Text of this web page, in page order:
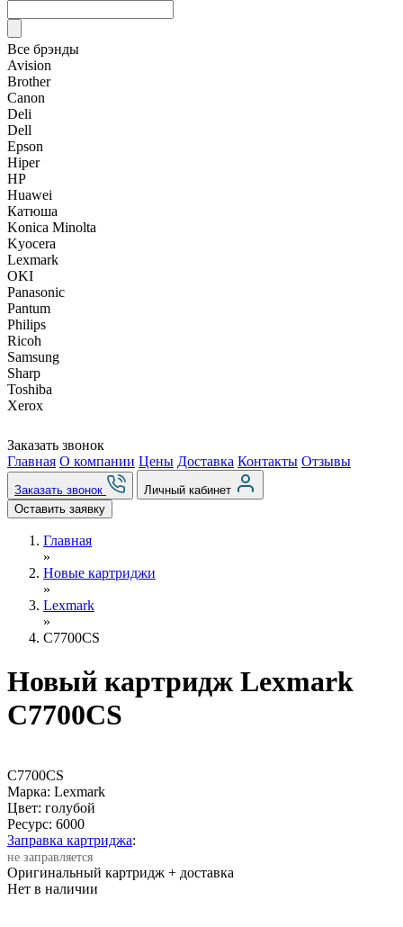
Все брэнды
Avision
Brother
Canon
Deli
Dell
Epson
Hiper
HP
Huawei
Катюша
Konica Minolta
Kyocera
Lexmark
OKI
Panasonic
Pantum
Philips
Ricoh
Samsung
Sharp
Toshiba
Xerox
Заказать звонок
Главная О компании Цены Доставка Контакты Отзывы
Заказать звонок
Личный кабинет
Оставить заявку
Главная
»
Новые картриджи
»
Lexmark
»
C7700CS
Новый картридж Lexmark
C7700CS
C7700CS
Марка: Lexmark
Цвет: голубой
Ресурс: 6000
Заправка картриджа:
не заправляется
Оригинальный картридж + доставка
Нет в наличии